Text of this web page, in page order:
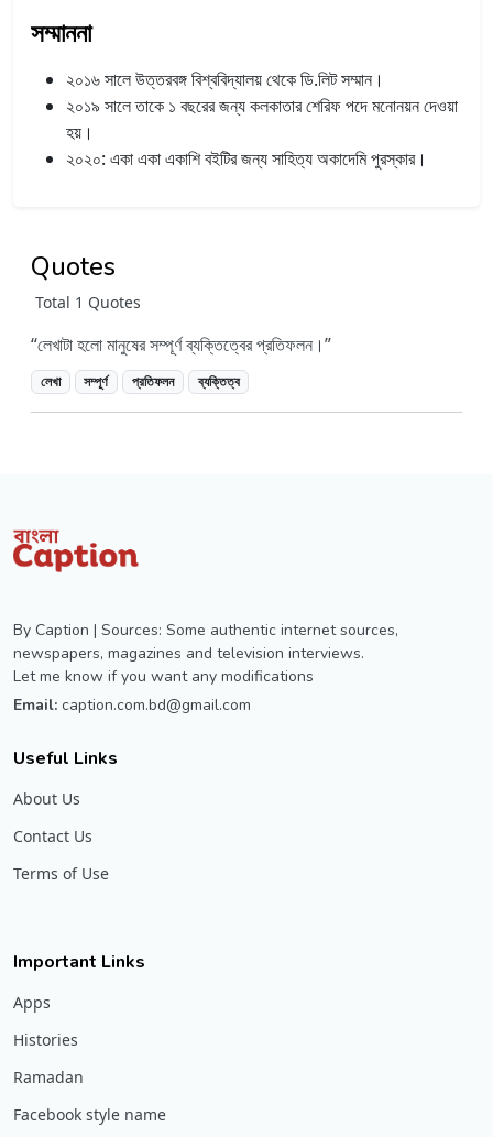
সম্মাননা
২০১৬ সালে উত্তরবঙ্গ বিশ্ববিদ্যালয় থেকে ডি.লিট সম্মান।
২০১৯ সালে তাকে ১ বছরের জন্য কলকাতার শেরিফ পদে মনোনয়ন দেওয়া
হয়।
২০২০: একা একা একাশি বইটির জন্য সাহিত্য অকাদেমি পুরস্কার।
Quotes
Total 1 Quotes
লেখাটা হলো মানুষের সম্পূর্ণ ব্যক্তিত্বের প্রতিফলন।
লেখা সম্পূর্ণ প্রতিফলন ব্যক্তিত্ব
By Caption | Sources: Some authentic internet sources,
newspapers, magazines and television interviews.
Let me know if you want any modifications
Email: caption.com.bd@gmail.com
Useful Links
About Us
Contact Us
Terms of Use
Important Links
Apps
Histories
Ramadan
Facebook style name